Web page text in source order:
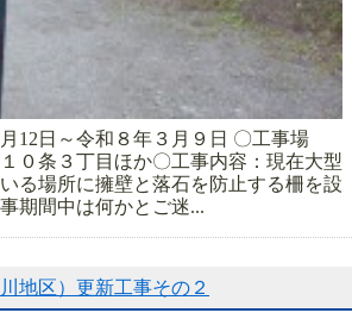
12日～令和８年３月９日 〇工事場
０条３丁目ほか〇工事内容：現在大型
る場所に擁壁と落石を防止する柵を設
期間中は何かとご迷...
地区）更新工事その２